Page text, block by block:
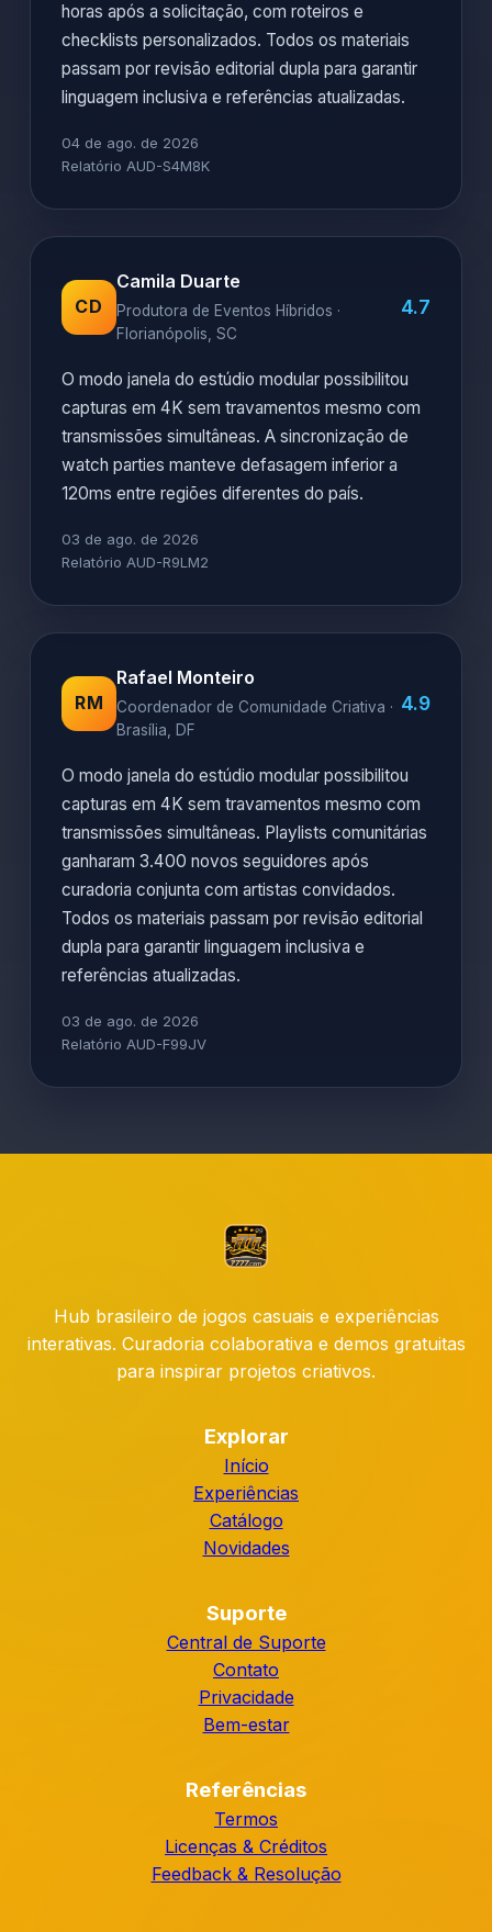
horas após a solicitação, com roteiros e
checklists personalizados. Todos os materiais
passam por revisão editorial dupla para garantir
linguagem inclusiva e referências atualizadas.
04 de ago. de 2026
Relatório AUD-S4M8K
CD
Camila Duarte
Produtora de Eventos Híbridos ·
Florianópolis, SC
4.7
O modo janela do estúdio modular possibilitou
capturas em 4K sem travamentos mesmo com
transmissões simultâneas. A sincronização de
watch parties manteve defasagem inferior a
120ms entre regiões diferentes do país.
03 de ago. de 2026
Relatório AUD-R9LM2
RM
Rafael Monteiro
Coordenador de Comunidade Criativa ·
Brasília, DF
4.9
O modo janela do estúdio modular possibilitou
capturas em 4K sem travamentos mesmo com
transmissões simultâneas. Playlists comunitárias
ganharam 3.400 novos seguidores após
curadoria conjunta com artistas convidados.
Todos os materiais passam por revisão editorial
dupla para garantir linguagem inclusiva e
referências atualizadas.
03 de ago. de 2026
Relatório AUD-F99JV
Hub brasileiro de jogos casuais e experiências
interativas. Curadoria colaborativa e demos gratuitas
para inspirar projetos criativos.
Explorar
Início
Experiências
Catálogo
Novidades
Suporte
Central de Suporte
Contato
Privacidade
Bem-estar
Referências
Termos
Licenças & Créditos
Feedback & Resolução